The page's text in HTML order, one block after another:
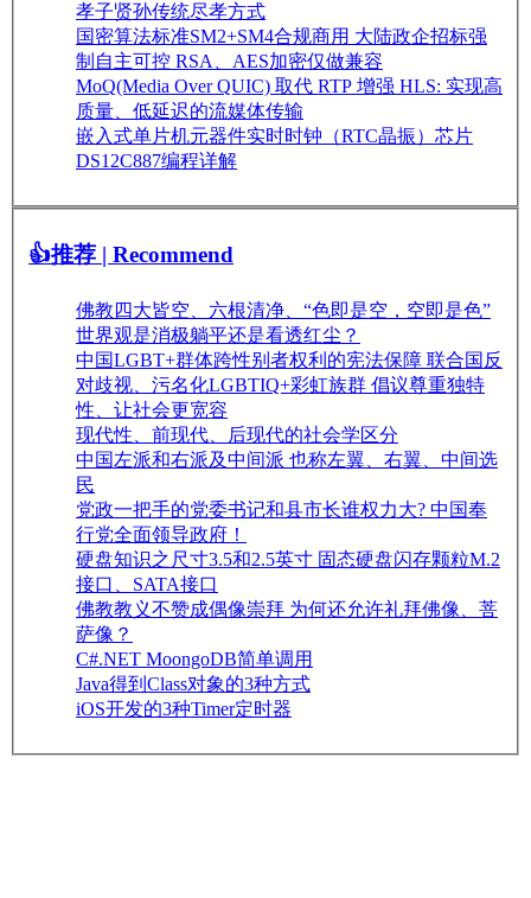
孝子贤孙传统尽孝方式
国密算法标准SM2+SM4合规商用 大陆政企招标强
制自主可控 RSA、AES加密仅做兼容
MoQ(Media Over QUIC) 取代 RTP 增强 HLS: 实现高
质量、低延迟的流媒体传输
嵌入式单片机元器件实时时钟（RTC晶振）芯片
DS12C887编程详解
👍推荐 | Recommend
佛教四大皆空、六根清净、“色即是空，空即是色”
世界观是消极躺平还是看透红尘？
中国LGBT+群体跨性别者权利的宪法保障 联合国反
对歧视、污名化LGBTIQ+彩虹族群 倡议尊重独特
性、让社会更宽容
现代性、前现代、后现代的社会学区分
中国左派和右派及中间派 也称左翼、右翼、中间选
民
党政一把手的党委书记和县市长谁权力大? 中国奉
行党全面领导政府！
硬盘知识之尺寸3.5和2.5英寸 固态硬盘闪存颗粒M.2
接口、SATA接口
佛教教义不赞成偶像崇拜 为何还允许礼拜佛像、菩
萨像？
C#.NET MoongoDB简单调用
Java得到Class对象的3种方式
iOS开发的3种Timer定时器